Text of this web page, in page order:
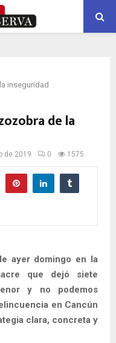
inseguridad
de la
de 2019 0 1575
ayer domingo en la
que dejó siete
y no podemos
en Cancún
clara, concreta y